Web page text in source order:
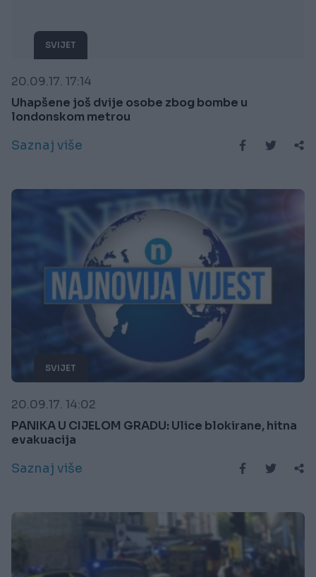
SVIJET
20.09.17. 17:14
Uhapšene još dvije osobe zbog bombe u
londonskom metrou
Saznaj više
SVIJET
20.09.17. 14:02
PANIKA U CIJELOM GRADU: Ulice blokirane, hitna
evakuacija
Saznaj više